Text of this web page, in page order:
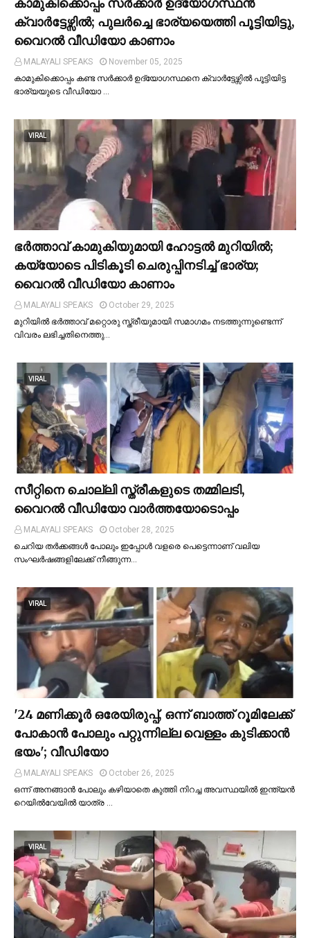
ക്വാര്‍ട്ടേഴ്സില്‍; പുലര്‍ച്ചെ ഭാര്യയെത്തി പൂട്ടിയിട്ടു,
വൈറല്‍ വീഡിയോ കാണാം
MALAYALI SPEAKS
November 05, 2025
കാമുകിക്കൊപ്പം കണ്ട സർക്കാർ ഉദ്യോഗസ്ഥനെ ക്വാർട്ടേഴ്സില്‍ പൂട്ടിയിട്ട
ഭാര്യയുടെ വീഡിയോ …
VIRAL
ഭര്‍ത്താവ് കാമുകിയുമായി ഹോട്ടല്‍ മുറിയില്‍;
കയ്യോടെ പിടികൂടി ചെരുപ്പിനടിച്ച്‌ ഭാര്യ;
വൈറൽ വീഡിയോ കാണാം
MALAYALI SPEAKS
October 29, 2025
മുറിയില്‍ ഭർത്താവ് മറ്റൊരു സ്ത്രീയുമായി സമാഗമം നടത്തുന്നുണ്ടെന്ന്
വിവരം ലഭിച്ചതിനെത്തു…
VIRAL
സീറ്റിനെ ചൊല്ലി സ്ത്രീകളുടെ തമ്മിലടി,
വൈറല്‍ വീഡിയോ വാർത്തയോടൊപ്പം
MALAYALI SPEAKS
October 28, 2025
ചെറിയ തര്‍ക്കങ്ങള്‍ പോലും ഇപ്പോള്‍ വളരെ പെട്ടെന്നാണ് വലിയ
സംഘര്‍ഷങ്ങളിലേക്ക് നീങ്ങുന്ന…
VIRAL
'24 മണിക്കൂര്‍ ഒരേയിരുപ്പ്, ഒന്ന് ബാത്ത് റൂമിലേക്ക്
പോകാന്‍ പോലും പറ്റുന്നില്ല വെള്ളം കുടിക്കാന്‍
ഭയം'; വീഡിയോ
MALAYALI SPEAKS
October 26, 2025
ഒന്ന് അനങ്ങാന്‍ പോലും കഴിയാതെ കുത്തി നിറച്ച അവസ്ഥയില്‍ ഇന്ത്യന്‍
റെയില്‍വേയില്‍ യാത്ര …
VIRAL